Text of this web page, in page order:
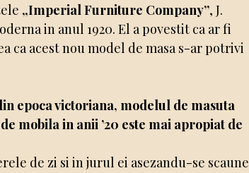
„Imperial Furniture Company”, J.
in anul 1920. El a povestit ca ar fi
ca acest nou model de masa s-ar potrivi
epoca victoriana, modelul de masuta
mobila in anii ’20 este mai apropiat de
de zi si in jurul ei asezandu-se scaune